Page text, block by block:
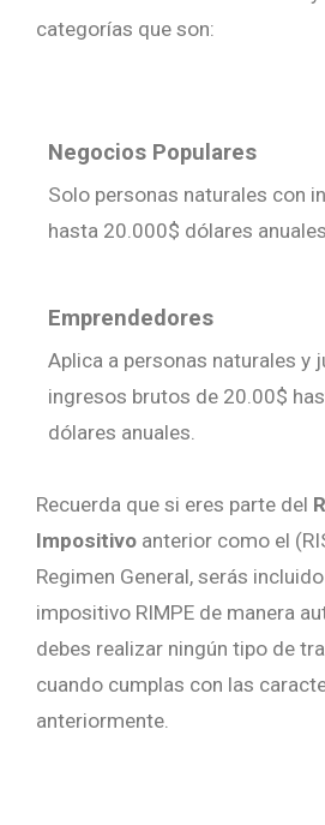
categorías que son:
Negocios Populares
Solo personas naturales con
hasta 20.000$ dólares
Emprendedores
Aplica a personas naturales y
ingresos brutos de 20.00$
dólares anuales.
Recuerda que si eres parte del
Impositivo anterior como el
Regimen General, serás
impositivo RIMPE de manera
debes realizar ningún tipo de
cuando cumplas con las
anteriormente.